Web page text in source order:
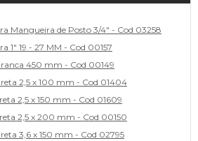
Mangueira de Posto 3/4" - Cod 03258
1" 19 - 27 MM - Cod 00157
450 mm - Cod 00149
2,5 x 100 mm - Cod 01404
2,5 x 150 mm - Cod 01609
2,5 x 200 mm - Cod 00150
3,6 x 150 mm - Cod 02795